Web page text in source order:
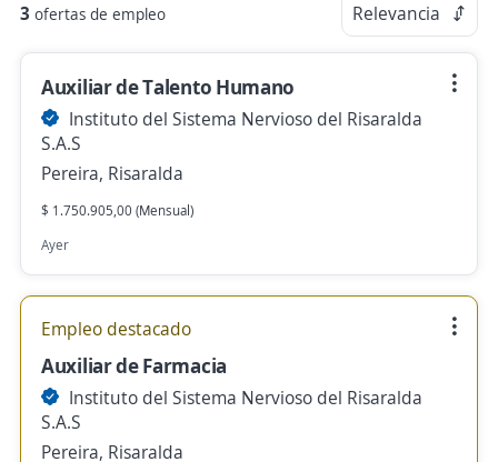
3 ofertas de empleo Relevancia
Auxiliar de Talento Humano
Instituto del Sistema Nervioso del Risaralda
S.A.S
Pereira, Risaralda
$ 1.750.905,00 (Mensual)
Ayer
Empleo destacado
Auxiliar de Farmacia
Instituto del Sistema Nervioso del Risaralda
S.A.S
Pereira, Risaralda